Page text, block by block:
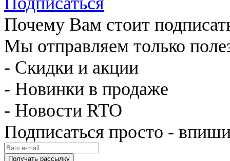
Почему Вам стоит
Мы отправляем только
- Скидки и акции
- Новинки в продаже
- Новости RTO
Подписаться просто -